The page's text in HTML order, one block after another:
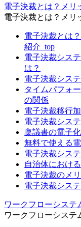
電子決裁とは？メリ
電子決裁とは？メリ
電子決裁とは
紹介_top
電子決裁シス
は？
電子決裁シス
タイムパフォ
の関係
電子決裁移行
電子決裁シス
稟議書の電子化
無料で使える
電子決裁シス
自治体におけ
電子決裁のメ
電子決裁シス
ワークフローシステ
ワークフローシステ